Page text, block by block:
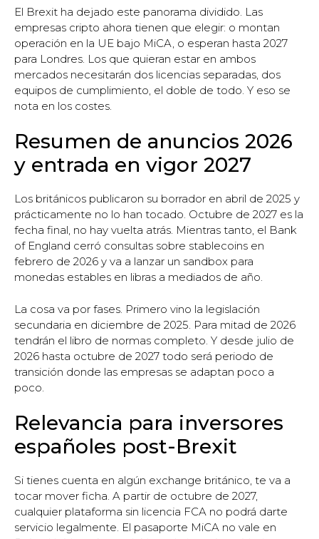
El Brexit ha dejado este panorama dividido. Las
empresas cripto ahora tienen que elegir: o montan
operación en la UE bajo MiCA, o esperan hasta 2027
para Londres. Los que quieran estar en ambos
mercados necesitarán dos licencias separadas, dos
equipos de cumplimiento, el doble de todo. Y eso se
nota en los costes.
Resumen de anuncios 2026
y entrada en vigor 2027
Los británicos publicaron su borrador en abril de 2025 y
prácticamente no lo han tocado. Octubre de 2027 es la
fecha final, no hay vuelta atrás. Mientras tanto, el Bank
of England cerró consultas sobre stablecoins en
febrero de 2026 y va a lanzar un sandbox para
monedas estables en libras a mediados de año.
La cosa va por fases. Primero vino la legislación
secundaria en diciembre de 2025. Para mitad de 2026
tendrán el libro de normas completo. Y desde julio de
2026 hasta octubre de 2027 todo será periodo de
transición donde las empresas se adaptan poco a
poco.
Relevancia para inversores
españoles post-Brexit
Si tienes cuenta en algún exchange británico, te va a
tocar mover ficha. A partir de octubre de 2027,
cualquier plataforma sin licencia FCA no podrá darte
servicio legalmente. El pasaporte MiCA no vale en